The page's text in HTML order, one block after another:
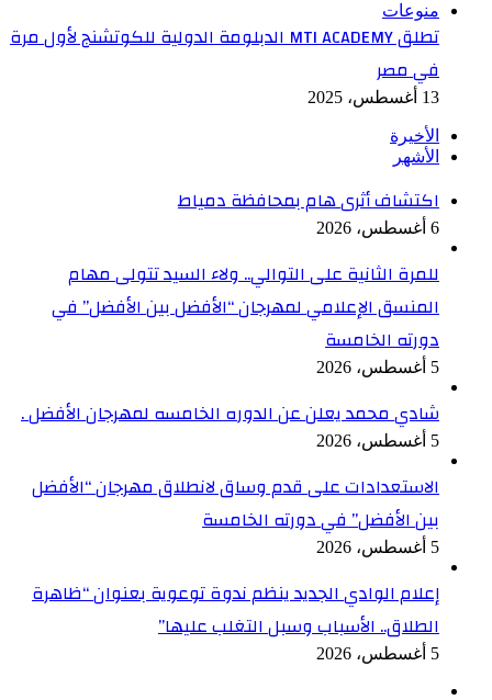
منوعات
تطلق MTI ACADEMY الدبلومة الدولية للكوتشنج لأول مرة
في مصر
13 أغسطس، 2025
الأخيرة
الأشهر
اكتشاف أثرى هام بمحافظة دمياط
6 أغسطس، 2026
للمرة الثانية على التوالي.. ولاء السيد تتولى مهام
المنسق الإعلامي لمهرجان “الأفضل بين الأفضل” في
دورته الخامسة
5 أغسطس، 2026
شادي محمد يعلن عن الدوره الخامسه لمهرجان الأفضل .
5 أغسطس، 2026
الاستعدادات على قدم وساق لانطلاق مهرجان “الأفضل
بين الأفضل” في دورته الخامسة
5 أغسطس، 2026
إعلام الوادي الجديد ينظم ندوة توعوية بعنوان “ظاهرة
الطلاق.. الأسباب وسبل التغلب عليها”
5 أغسطس، 2026